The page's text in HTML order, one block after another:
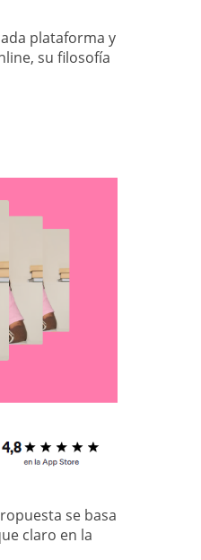
plataforma y
su filosofía
se basa
claro en la